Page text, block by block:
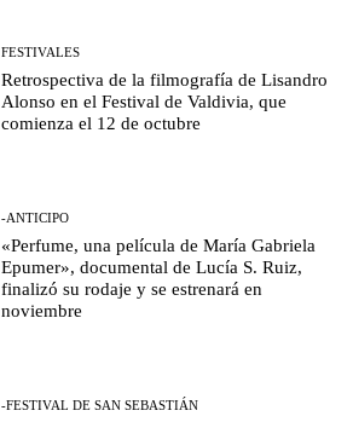
FESTIVALES
Retrospectiva de la filmografía de Lisandro
Alonso en el Festival de Valdivia, que
comienza el 12 de octubre
-ANTICIPO
«Perfume, una película de María Gabriela
Epumer», documental de Lucía S. Ruiz,
finalizó su rodaje y se estrenará en
noviembre
-FESTIVAL DE SAN SEBASTIÁN